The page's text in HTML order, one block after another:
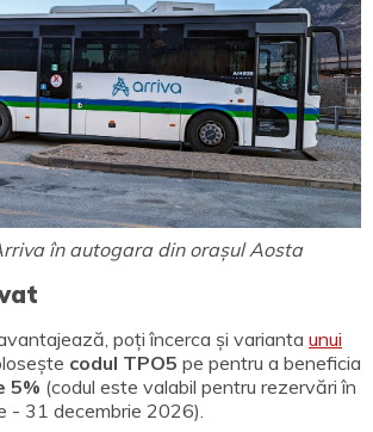
în autogara din orașul Aosta
poți încerca și varianta unui
codul TPO5 pe pentru a beneficia
5% (codul este valabil pentru rezervări în
- 31 decembrie 2026).